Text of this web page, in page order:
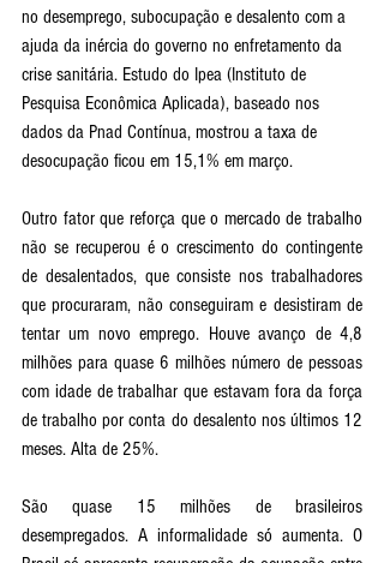
no desemprego, subocupação e desalento com a
ajuda da inércia do governo no enfretamento da
crise sanitária. Estudo do Ipea (Instituto de
Pesquisa Econômica Aplicada), baseado nos
dados da Pnad Contínua, mostrou a taxa de
desocupação ficou em 15,1% em março.
Outro fator que reforça que o mercado de trabalho
não se recuperou é o crescimento do contingente
de desalentados, que consiste nos trabalhadores
que procuraram, não conseguiram e desistiram de
tentar um novo emprego. Houve avanço de 4,8
milhões para quase 6 milhões número de pessoas
com idade de trabalhar que estavam fora da força
de trabalho por conta do desalento nos últimos 12
meses. Alta de 25%.
São quase 15 milhões de brasileiros
desempregados. A informalidade só aumenta. O